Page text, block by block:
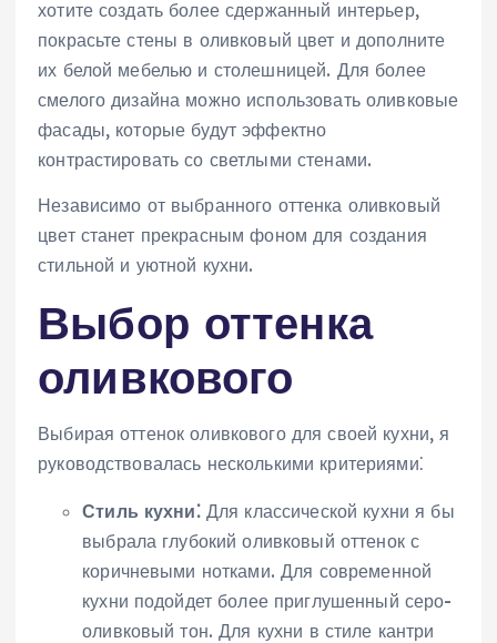
хотите создать более сдержанный интерьер,
покрасьте стены в оливковый цвет и дополните
их белой мебелью и столешницей. Для более
смелого дизайна можно использовать оливковые
фасады, которые будут эффектно
контрастировать со светлыми стенами.
Независимо от выбранного оттенка оливковый
цвет станет прекрасным фоном для создания
стильной и уютной кухни.
Выбор оттенка
оливкового
Выбирая оттенок оливкового для своей кухни, я
руководствовалась несколькими критериями⁚
Стиль кухни⁚Для классической кухни я бы
выбрала глубокий оливковый оттенок с
коричневыми нотками. Для современной
кухни подойдет более приглушенный серо-
оливковый тон. Для кухни в стиле кантри